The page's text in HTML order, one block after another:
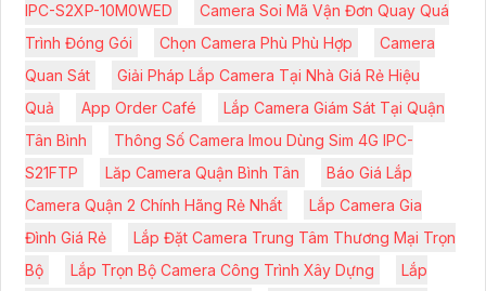
IPC-S2XP-10M0WED
Camera Soi Mã Vận Đơn Quay Quá
Trình Đóng Gói
Chọn Camera Phù Phù Hợp
Camera
Quan Sát
Giải Pháp Lắp Camera Tại Nhà Giá Rẻ Hiệu
Quả
App Order Café
Lắp Camera Giám Sát Tại Quận
Tân Bình
Thông Số Camera Imou Dùng Sim 4G IPC-
S21FTP
Lăp Camera Quận Bình Tân
Báo Giá Lắp
Camera Quận 2 Chính Hãng Rẻ Nhất
Lắp Camera Gia
Đình Giá Rẻ
Lắp Đặt Camera Trung Tâm Thương Mại Trọn
Bộ
Lắp Trọn Bộ Camera Công Trình Xây Dựng
Lắp